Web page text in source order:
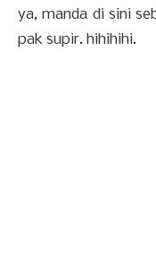
ya, manda di sini
pak supir. hihihihi.